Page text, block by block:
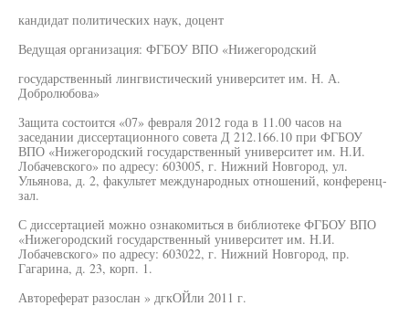
кандидат политических наук, доцент
Ведущая организация: ФГБОУ ВПО «Нижегородский
государственный лингвистический университет им. Н. А.
Добролюбова»
Защита состоится «07» февраля 2012 года в 11.00 часов на
заседании диссертационного совета Д 212.166.10 при ФГБОУ
ВПО «Нижегородский государственный университет им. Н.И.
Лобачевского» по адресу: 603005, г. Нижний Новгород, ул.
Ульянова, д. 2, факультет международных отношений, конференц-
зал.
С диссертацией можно ознакомиться в библиотеке ФГБОУ ВПО
«Нижегородский государственный университет им. Н.И.
Лобачевского» по адресу: 603022, г. Нижний Новгород, пр.
Гагарина, д. 23, корп. 1.
Автореферат разослан » дгкОЙли 2011 г.